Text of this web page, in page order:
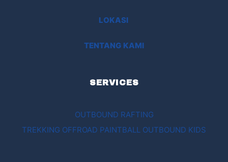
LOKASI
TENTANG KAMI
SERVICES
OUTBOUND RAFTING
TREKKING OFFROAD PAINTBALL OUTBOUND KIDS